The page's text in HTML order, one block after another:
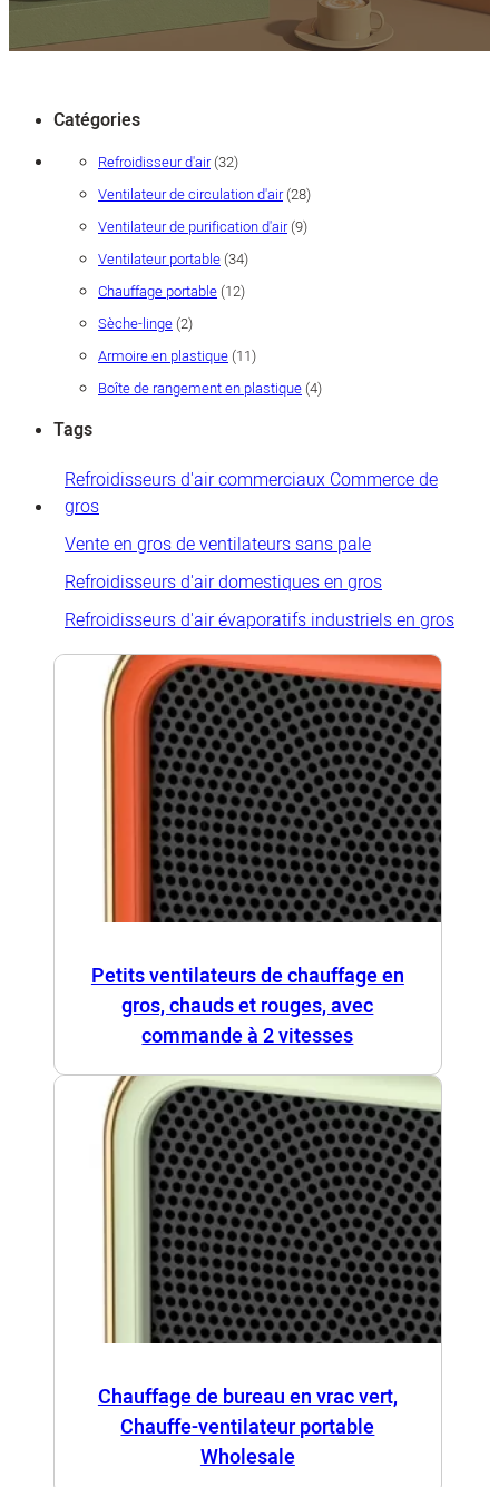
Catégories
Refroidisseur d'air 3232
Ventilateur de circulation d'air 2828
Ventilateur de purification d'air 99
Ventilateur portable 3434
Chauffage portable 1212
Sèche-linge 22
Armoire en plastique 1111
Boîte de rangement en plastique 44
Tags
Refroidisseurs d'air commerciaux Commerce de
gros
Vente en gros de ventilateurs sans pale
Refroidisseurs d'air domestiques en gros
Refroidisseurs d'air évaporatifs industriels en gros
Petits ventilateurs de chauffage en
gros, chauds et rouges, avec
commande à 2 vitesses
Chauffage de bureau en vrac vert,
Chauffe-ventilateur portable
Wholesale